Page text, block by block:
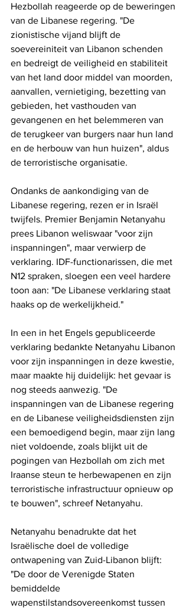
Hezbollah reageerde op de beweringen
van de Libanese regering. "De
zionistische vijand blijft de
soevereiniteit van Libanon schenden
en bedreigt de veiligheid en stabiliteit
van het land door middel van moorden,
aanvallen, vernietiging, bezetting van
gebieden, het vasthouden van
gevangenen en het belemmeren van
de terugkeer van burgers naar hun land
en de herbouw van hun huizen", aldus
de terroristische organisatie.
Ondanks de aankondiging van de
Libanese regering, rezen er in Israël
twijfels. Premier Benjamin Netanyahu
prees Libanon weliswaar "voor zijn
inspanningen", maar verwierp de
verklaring. IDF-functionarissen, die met
N12 spraken, sloegen een veel hardere
toon aan: "De Libanese verklaring staat
haaks op de werkelijkheid."
In een in het Engels gepubliceerde
verklaring bedankte Netanyahu Libanon
voor zijn inspanningen in deze kwestie,
maar maakte hij duidelijk: het gevaar is
nog steeds aanwezig. "De
inspanningen van de Libanese regering
en de Libanese veiligheidsdiensten zijn
een bemoedigend begin, maar zijn lang
niet voldoende, zoals blijkt uit de
pogingen van Hezbollah om zich met
Iraanse steun te herbewapenen en zijn
terroristische infrastructuur opnieuw op
te bouwen", schreef Netanyahu.
Netanyahu benadrukte dat het
Israëlische doel de volledige
ontwapening van Zuid-Libanon blijft:
"De door de Verenigde Staten
bemiddelde
wapenstilstandsovereenkomst tussen